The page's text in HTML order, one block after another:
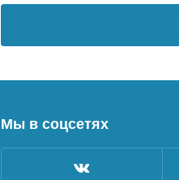
Мы в соцсетях